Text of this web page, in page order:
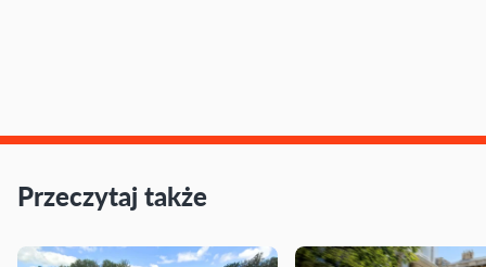
Przeczytaj także